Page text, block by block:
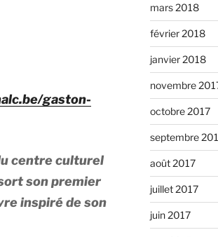
gaston-
centre culturel
son premier
inspiré de son
mars 2018
février 2018
janvier 2018
novembre
octobre 2017
septembre
août 2017
juillet 2017
juin 2017